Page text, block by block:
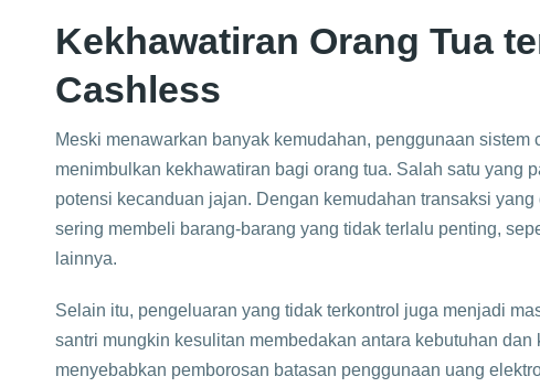
Kekhawatiran Orang Tua
Cashless
Meski menawarkan banyak kemudahan, penggunaan sistem
menimbulkan kekhawatiran bagi orang tua. Salah satu yang
potensi kecanduan jajan. Dengan kemudahan transaksi
sering membeli barang-barang yang tidak terlalu penting,
lainnya.
Selain itu, pengeluaran yang tidak terkontrol juga menjadi
santri mungkin kesulitan membedakan antara kebutuhan
menyebabkan pemborosan batasan penggunaan uang